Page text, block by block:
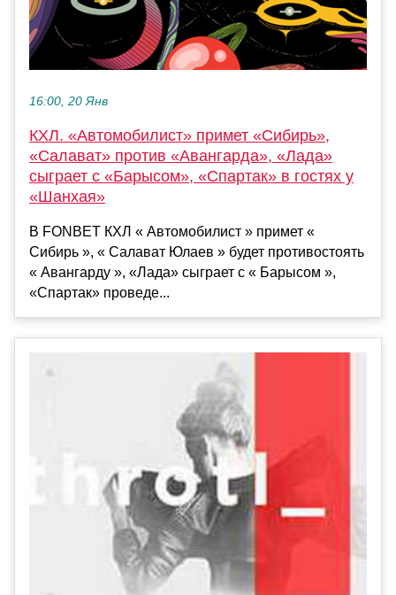
16:00, 20 Янв
КХЛ. «Автомобилист» примет «Сибирь»,
«Салават» против «Авангарда», «Лада»
сыграет с «Барысом», «Спартак» в гостях у
«Шанхая»
В FONBET КХЛ « Автомобилист » примет «
Сибирь », « Салават Юлаев » будет противостоять
« Авангарду », «Лада» сыграет с « Барысом »,
«Спартак» проведе...